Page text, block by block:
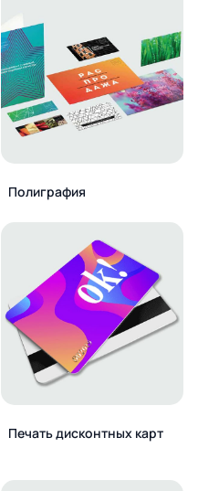
Полиграфия
Печать дисконтных карт